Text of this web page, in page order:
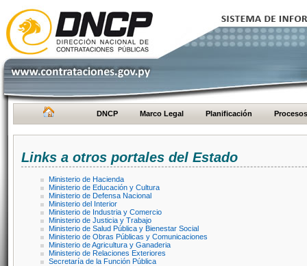
DNCP Marco Legal Planificación Procesos
Links a otros portales del Estado
Ministerio de Hacienda
Ministerio de Educación y Cultura
Ministerio de Defensa Nacional
Ministerio del Interior
Ministerio de Industria y Comercio
Ministerio de Justicia y Trabajo
Ministerio de Salud Pública y Bienestar Social
Ministerio de Obras Públicas y Comunicaciones
Ministerio de Agricultura y Ganaderia
Ministerio de Relaciones Exteriores
Secretaría de la Función Pública